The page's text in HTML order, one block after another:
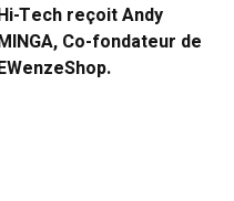
Tech reçoit Andy
Co-fondateur de